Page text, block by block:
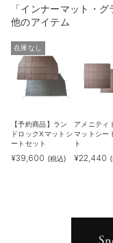
「インナーマット・
他のアイテム
在庫なし
【予約商品】ラン
ドロックXマットシ
ートセット
¥39,600 (税込)
アメニティ
マットシー
ト
¥22,440